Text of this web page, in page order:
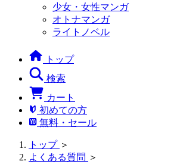
少女・女性マンガ
オトナマンガ
ライトノベル
トップ
検索
カート
初めての方
無料・セール
トップ ＞
よくある質問 ＞